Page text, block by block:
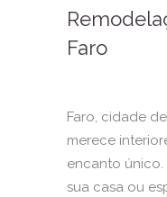
Faro
Faro, cidade
merece
encanto único.
sua casa ou